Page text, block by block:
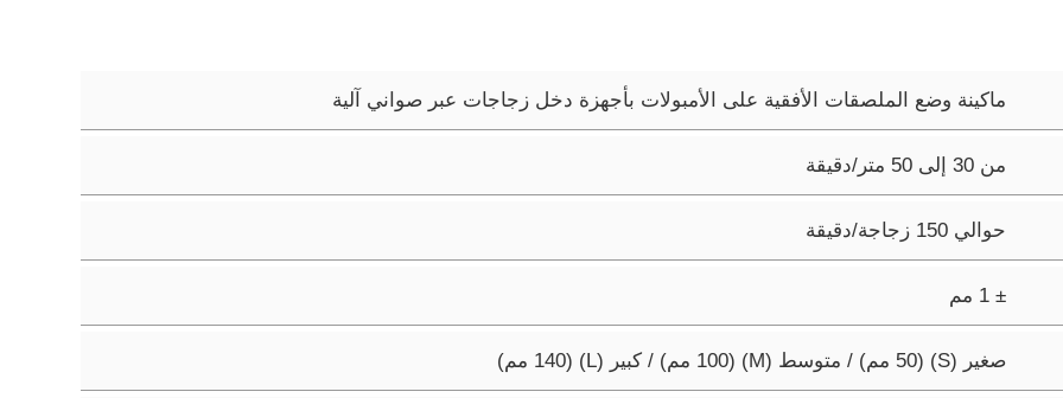
ماكينة وضع الملصقات الأفقية على الأمبولات بأجهزة دخل زجاجات عبر صواني آلية
من 30 إلى 50 متر/دقيقة
حوالي 150 زجاجة/دقيقة
± 1 مم
صغير (S) ‏(50 مم) / متوسط (M) ‏(100 مم) / كبير (L) ‏(140 مم)